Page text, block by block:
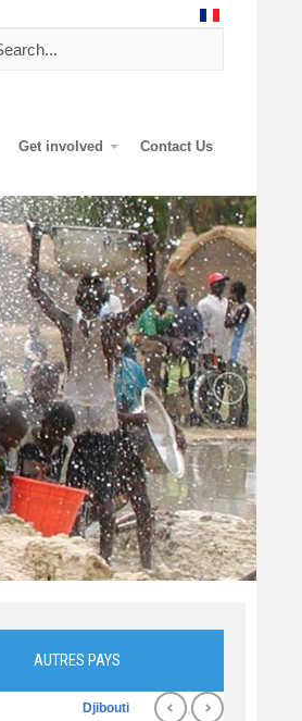
Get involved Contact Us
AUTRES PAYS
Djibouti